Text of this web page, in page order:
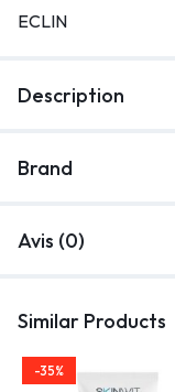
ECLIN
Description
Brand
Avis (0)
Similar Products
-35%